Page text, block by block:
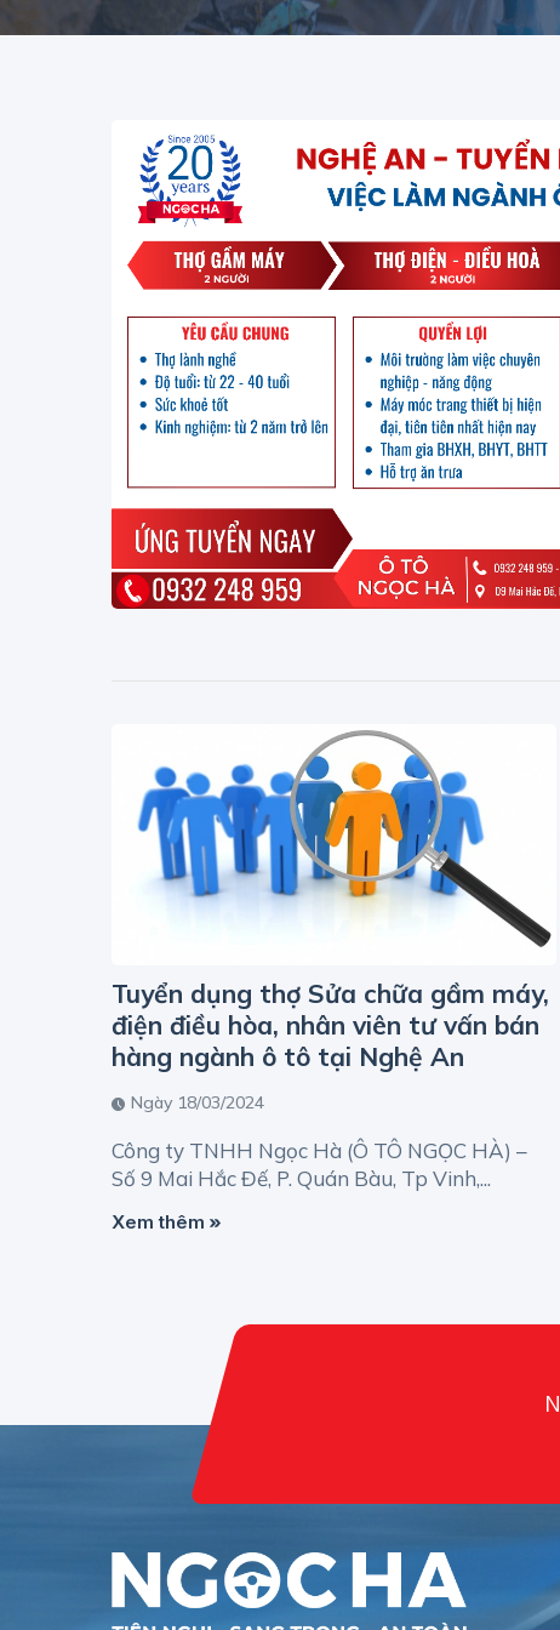
Tuyển dụng thợ Sửa chữa gầm máy,
điện điều hòa, nhân viên tư vấn bán
hàng ngành ô tô tại Nghệ An
Ngày 18/03/2024
Công ty TNHH Ngọc Hà (Ô TÔ NGỌC HÀ) –
Số 9 Mai Hắc Đế, P. Quán Bàu, Tp Vinh,...
Xem thêm